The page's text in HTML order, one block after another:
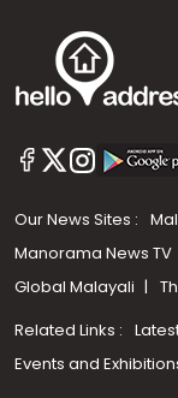
Our News Sites :
Manorama News TV
Global Malayali
Related Links :
Events and